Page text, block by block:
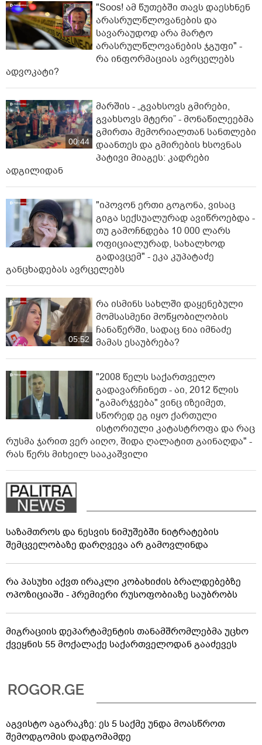
"Soos! ამ წუთებში თავს დაესხნენ
არასრულწლოვანების და
სავარაუდოდ არა მარტო
არასრულწლოვანების ჯგუფი" -
რა ინფორმაციას ავრცელებს
ადვოკატი?
00:44
მარშის - „გვახსოვს გმირები,
გვახსოვს მტერი” - მონაწილეებმა
გმირთა მემორიალთან სანთლები
დაანთეს და გმირების ხსოვნას
პატივი მიაგეს: კადრები
ადგილიდან
"იპოვონ ერთი გოგონა, ვისაც
გიგა სექსუალურად ავიწროებდა -
თუ გამოჩნდება 10 000 ლარს
ოფიციალურად, სახალხოდ
გადავცემ" - ეკა კუპატაძე
განცხადებას ავრცელებს
05:52
რა ისმინს სახლში დაყენებული
მომსასმენი მოწყობილობის
ჩანაწერში, სადაც ნია იმნაძე
მამას ესაუბრება?
"2008 წელს საქართველო
გადავარჩინეთ - აი, 2012 წლის
"გამარჯვება" ვინც იზეიმეთ,
სწორედ ეგ იყო ქართული
ისტორიული კატასტროფა და რაც
რუსმა ჯარით ვერ აიღო, შიდა ღალატით გაინაღდა" -
რას წერს მიხეილ სააკაშვილი
საზამთროს და ნესვის ნიმუშებში ნიტრატების
შემცველობაზე დარღვევა არ გამოვლინდა
რა პასუხი აქვთ ირაკლი კობახიძის ბრალდებებზე
ოპოზიციაში - პრემიერი რუსოფობიაზე საუბრობს
მიგრაციის დეპარტამენტის თანამშრომლებმა უცხო
ქვეყნის 55 მოქალაქე საქართველოდან გააძევეს
აგვისტო აგარაკზე: ეს 5 საქმე უნდა მოასწროთ
შემოდგომის დადგომამდე